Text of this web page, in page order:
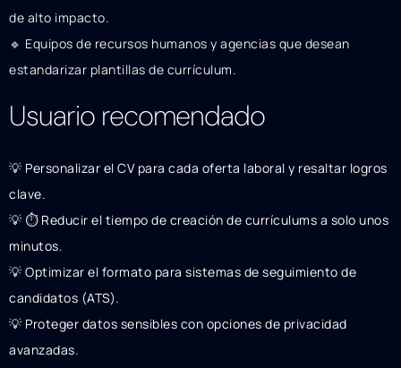
de alto impacto.
🔹 Equipos de recursos humanos y agencias que desean
estandarizar plantillas de currículum.
Usuario recomendado
💡 Personalizar el CV para cada oferta laboral y resaltar logros
clave.
💡 ⏱️ Reducir el tiempo de creación de currículums a solo unos
minutos.
💡 Optimizar el formato para sistemas de seguimiento de
candidatos (ATS).
💡 Proteger datos sensibles con opciones de privacidad
avanzadas.